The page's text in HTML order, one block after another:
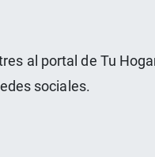
al portal de Tu
sociales.